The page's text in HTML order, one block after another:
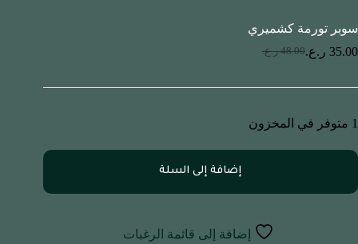
سوبر تورمة كشميري
48.00 ر.ع. 35.00 ر.ع.
1 متوفر في المخزون
إضافة إلى السلة
إضافة إلى قائمة الرغبات